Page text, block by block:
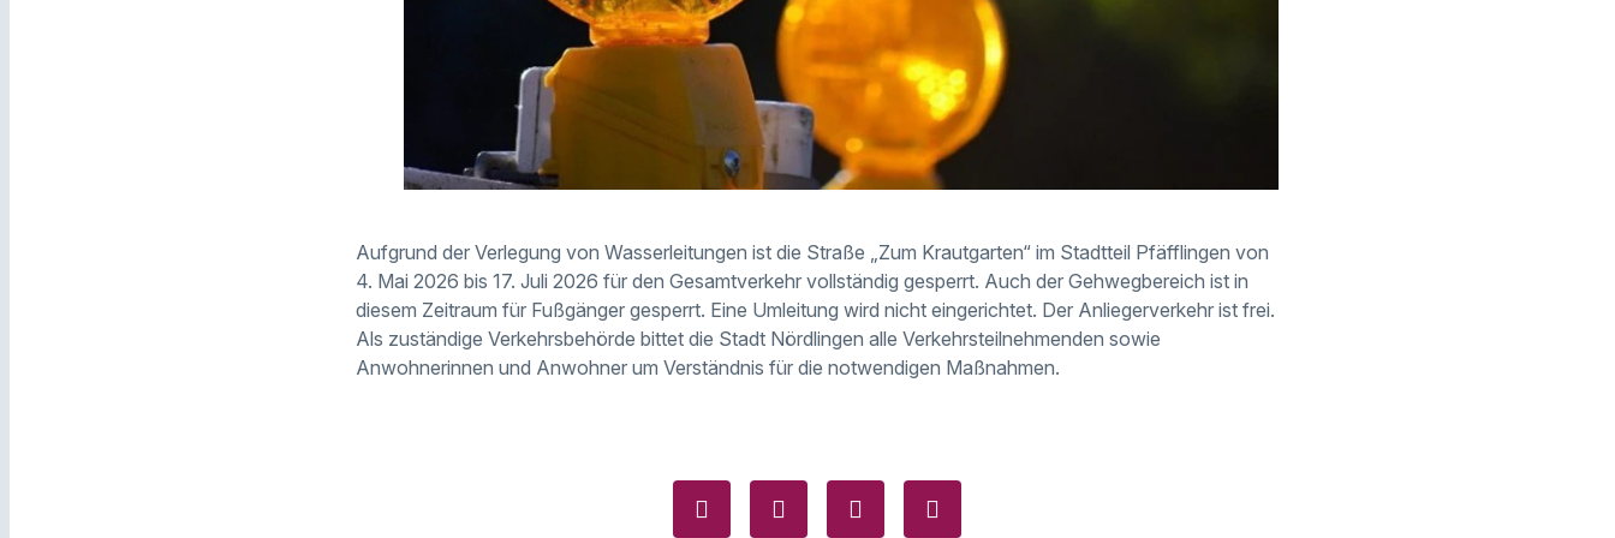
Aufgrund der Verlegung von Wasserleitungen ist die Straße „Zum Krautgarten“ im Stadtteil Pfäfflingen von
4. Mai 2026 bis 17. Juli 2026 für den Gesamtverkehr vollständig gesperrt. Auch der Gehwegbereich ist in
diesem Zeitraum für Fußgänger gesperrt. Eine Umleitung wird nicht eingerichtet. Der Anliegerverkehr ist frei.
Als zuständige Verkehrsbehörde bittet die Stadt Nördlingen alle Verkehrsteilnehmenden sowie
Anwohnerinnen und Anwohner um Verständnis für die notwendigen Maßnahmen.